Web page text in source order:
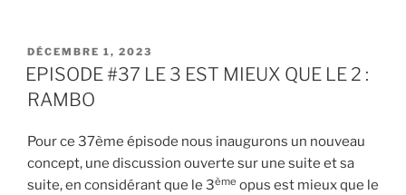
EMBED
PUBLIÉ
LE
DÉCEMBRE 1, 2023
EPISODE #37 LE 3 EST MIEUX QUE LE 2 :
RAMBO
Pour ce 37ème épisode nous inaugurons un nouveau
concept, une discussion ouverte sur une suite et sa
suite, en considérant que le 3ème opus est mieux que le